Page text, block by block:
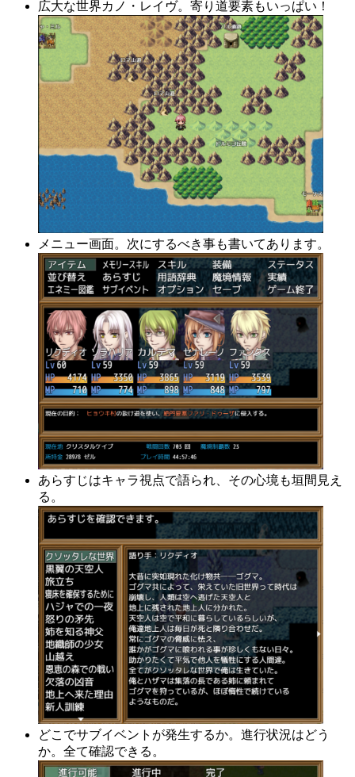
広大な世界カノ・レイヴ。寄り道要素もいっぱい！
メニュー画面。次にするべき事も書いてあります。
あらすじはキャラ視点で語られ、その心境も垣間見え
る。
どこでサブイベントが発生するか。進行状況はどう
か。全て確認できる。